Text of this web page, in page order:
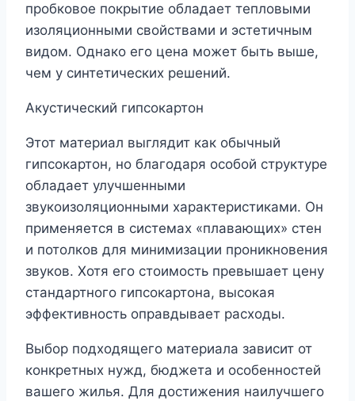
пробковое покрытие обладает тепловыми
изоляционными свойствами и эстетичным
видом. Однако его цена может быть выше,
чем у синтетических решений.
Акустический гипсокартон
Этот материал выглядит как обычный
гипсокартон, но благодаря особой структуре
обладает улучшенными
звукоизоляционными характеристиками. Он
применяется в системах «плавающих» стен
и потолков для минимизации проникновения
звуков. Хотя его стоимость превышает цену
стандартного гипсокартона, высокая
эффективность оправдывает расходы.
Выбор подходящего материала зависит от
конкретных нужд, бюджета и особенностей
вашего жилья. Для достижения наилучшего